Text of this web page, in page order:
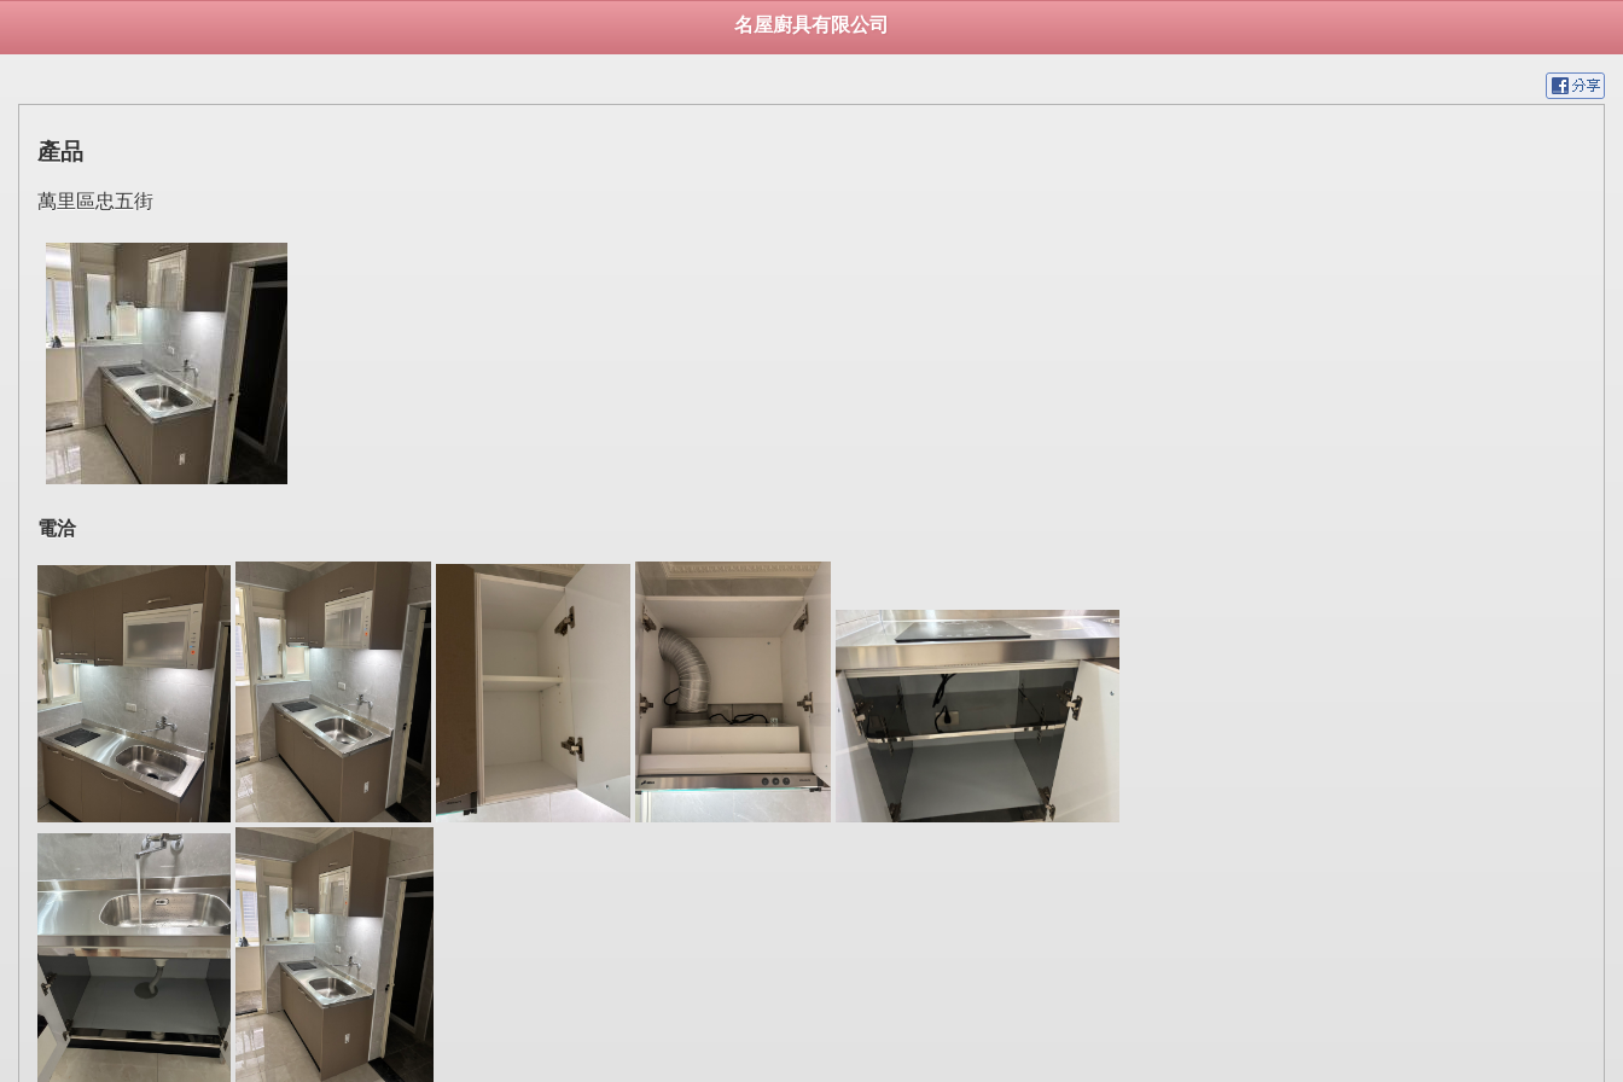
名屋廚具有限公司
產品
萬里區忠五街
電洽